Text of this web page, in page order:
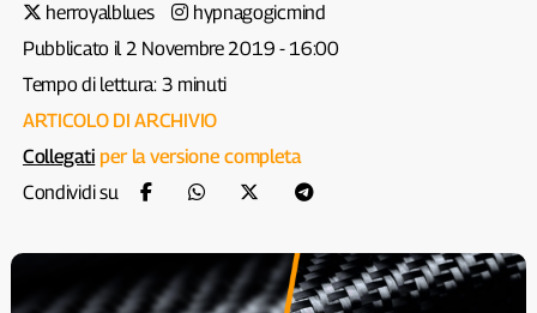
herroyalblues
hypnagogicmind
Pubblicato il 2 Novembre 2019 - 16:00
Tempo di lettura: 3 minuti
ARTICOLO DI ARCHIVIO
Collegati per la versione completa
Condividi su